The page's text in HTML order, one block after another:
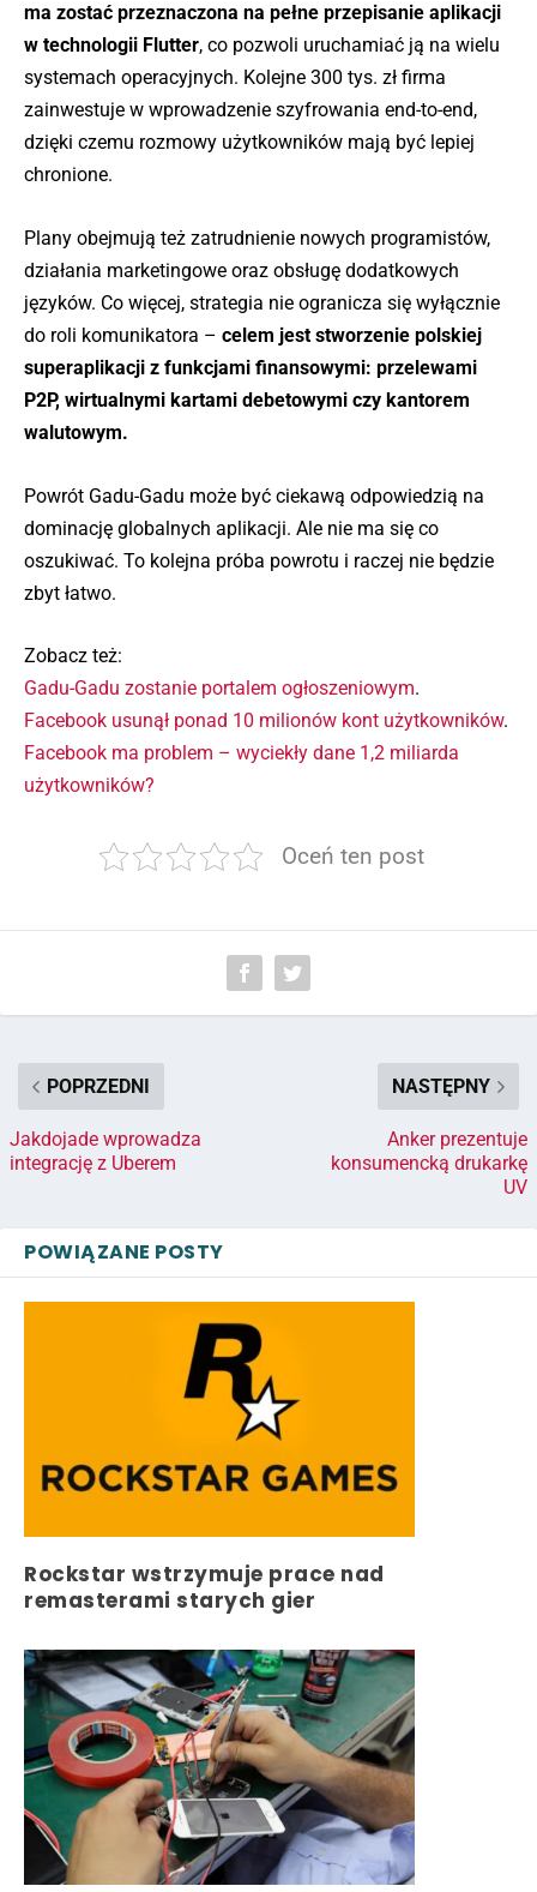
ma zostać przeznaczona na pełne przepisanie aplikacji
w technologii Flutter, co pozwoli uruchamiać ją na wielu
systemach operacyjnych. Kolejne 300 tys. zł firma
zainwestuje w wprowadzenie szyfrowania end-to-end,
dzięki czemu rozmowy użytkowników mają być lepiej
chronione.
Plany obejmują też zatrudnienie nowych programistów,
działania marketingowe oraz obsługę dodatkowych
języków. Co więcej, strategia nie ogranicza się wyłącznie
do roli komunikatora – celem jest stworzenie polskiej
superaplikacji z funkcjami finansowymi: przelewami
P2P, wirtualnymi kartami debetowymi czy kantorem
walutowym.
Powrót Gadu-Gadu może być ciekawą odpowiedzią na
dominację globalnych aplikacji. Ale nie ma się co
oszukiwać. To kolejna próba powrotu i raczej nie będzie
zbyt łatwo.
Zobacz też:
Gadu-Gadu zostanie portalem ogłoszeniowym.
Facebook usunął ponad 10 milionów kont użytkowników.
Facebook ma problem – wyciekły dane 1,2 miliarda
użytkowników?
Oceń ten post
POPRZEDNI
Jakdojade wprowadza
integrację z Uberem
NASTĘPNY
Anker prezentuje
konsumencką drukarkę
UV
POWIĄZANE POSTY
Rockstar wstrzymuje prace nad
remasterami starych gier